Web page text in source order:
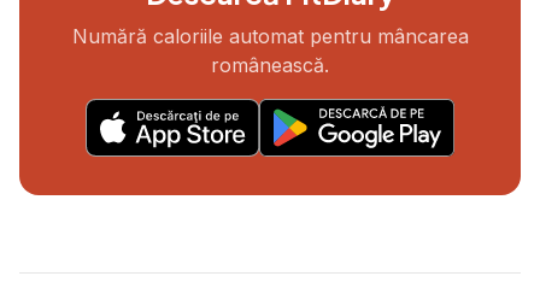
Numără caloriile automat pentru mâncarea
românească.